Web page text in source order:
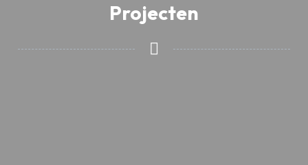
Projecten